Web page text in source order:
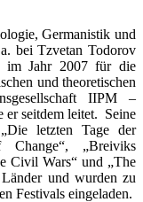
Germanistik und
bei Tzvetan Todorov
im Jahr 2007 für die
und theoretischen
IIPM –
seitdem leitet. Seine
letzten Tage der
Change“, „Breiviks
Civil Wars“ und „The
und wurden zu
Festivals eingeladen.